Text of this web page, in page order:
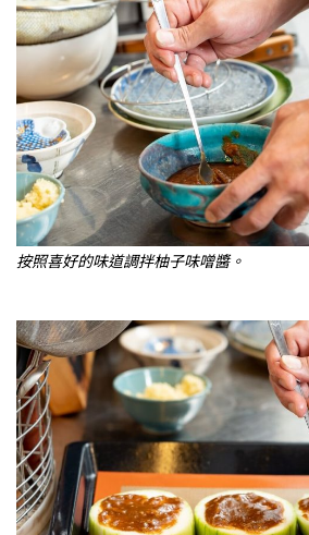
按照喜好的味道調拌柚子味噌醬。